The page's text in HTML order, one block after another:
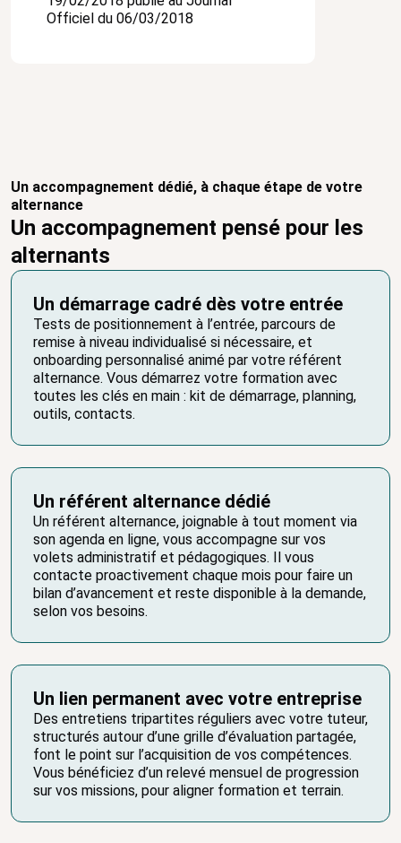
Officiel du 06/03/2018
Un accompagnement dédié, à chaque étape de votre
alternance
Un accompagnement pensé pour les
alternants
Un démarrage cadré dès votre entrée
Tests de positionnement à l’entrée, parcours de
remise à niveau individualisé si nécessaire, et
onboarding personnalisé animé par votre référent
alternance. Vous démarrez votre formation avec
toutes les clés en main : kit de démarrage, planning,
outils, contacts.
Un référent alternance dédié
Un référent alternance, joignable à tout moment via
son agenda en ligne, vous accompagne sur vos
volets administratif et pédagogiques. Il vous
contacte proactivement chaque mois pour faire un
bilan d’avancement et reste disponible à la demande,
selon vos besoins.
Un lien permanent avec votre entreprise
Des entretiens tripartites réguliers avec votre tuteur,
structurés autour d’une grille d’évaluation partagée,
font le point sur l’acquisition de vos compétences.
Vous bénéficiez d’un relevé mensuel de progression
sur vos missions, pour aligner formation et terrain.